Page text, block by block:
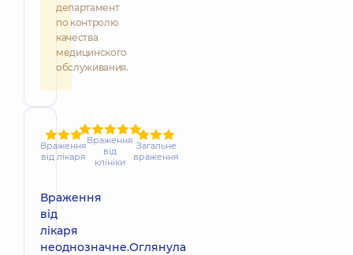
департамент
по контролю
качества
медицинского
обслуживания.
Враження
від лікаря
Враження
від
клініки
Загальне
враження
Враження
від
лікаря
неоднозначне.Оглянула